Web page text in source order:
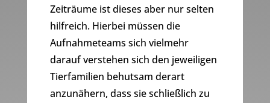
Zeiträume ist dieses aber nur selten
hilfreich. Hierbei müssen die
Aufnahmeteams sich vielmehr
darauf verstehen sich den jeweiligen
Tierfamilien behutsam derart
anzunähern, dass sie schließlich zu